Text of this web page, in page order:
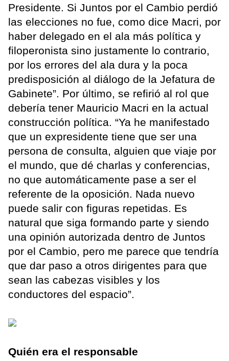
Presidente. Si Juntos por el Cambio perdió
las elecciones no fue, como dice Macri, por
haber delegado en el ala más política y
filoperonista sino justamente lo contrario,
por los errores del ala dura y la poca
predisposición al diálogo de la Jefatura de
Gabinete”. Por último, se refirió al rol que
debería tener Mauricio Macri en la actual
construcción política. “Ya he manifestado
que un expresidente tiene que ser una
persona de consulta, alguien que viaje por
el mundo, que dé charlas y conferencias,
no que automáticamente pase a ser el
referente de la oposición. Nada nuevo
puede salir con figuras repetidas. Es
natural que siga formando parte y siendo
una opinión autorizada dentro de Juntos
por el Cambio, pero me parece que tendría
que dar paso a otros dirigentes para que
sean las cabezas visibles y los
conductores del espacio”.
Quién era el responsable